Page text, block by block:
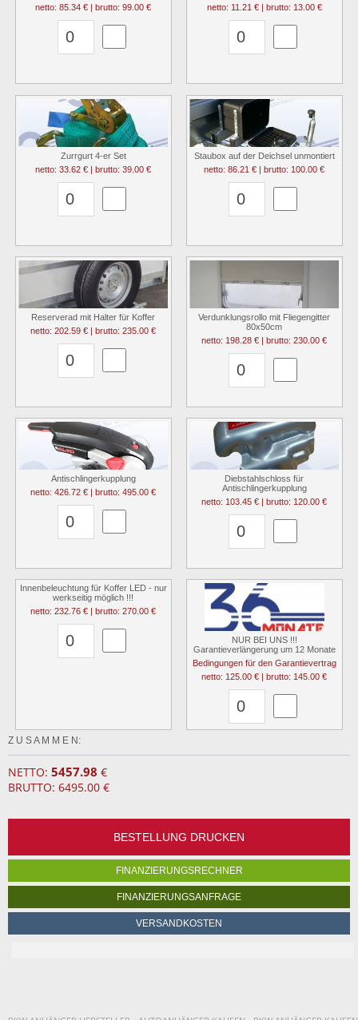
netto: 85.34 € | brutto: 99.00 €
netto: 11.21 € | brutto: 13.00 €
Zurrgurt 4-er Set
netto: 33.62 € | brutto: 39.00 €
Staubox auf der Deichsel unmontiert
netto: 86.21 € | brutto: 100.00 €
Reserverad mit Halter für Koffer
netto: 202.59 € | brutto: 235.00 €
Verdunklungsrollo mit Fliegengitter
80x50cm
netto: 198.28 € | brutto: 230.00 €
Antischlingerkupplung
netto: 426.72 € | brutto: 495.00 €
Diebstahlschloss für
Antischlingerkupplung
netto: 103.45 € | brutto: 120.00 €
Innenbeleuchtung für Koffer LED - nur
werkseitig möglich !!!
netto: 232.76 € | brutto: 270.00 €
NUR BEI UNS !!!
Garantieverlängerung um 12 Monate
Bedingungen für den Garantievertrag
netto: 125.00 € | brutto: 145.00 €
Z U S A M M E N:
NETTO: 5457.98 €
BRUTTO: 6495.00 €
BESTELLUNG DRUCKEN
FINANZIERUNGSRECHNER
FINANZIERUNGSANFRAGE
VERSANDKOSTEN